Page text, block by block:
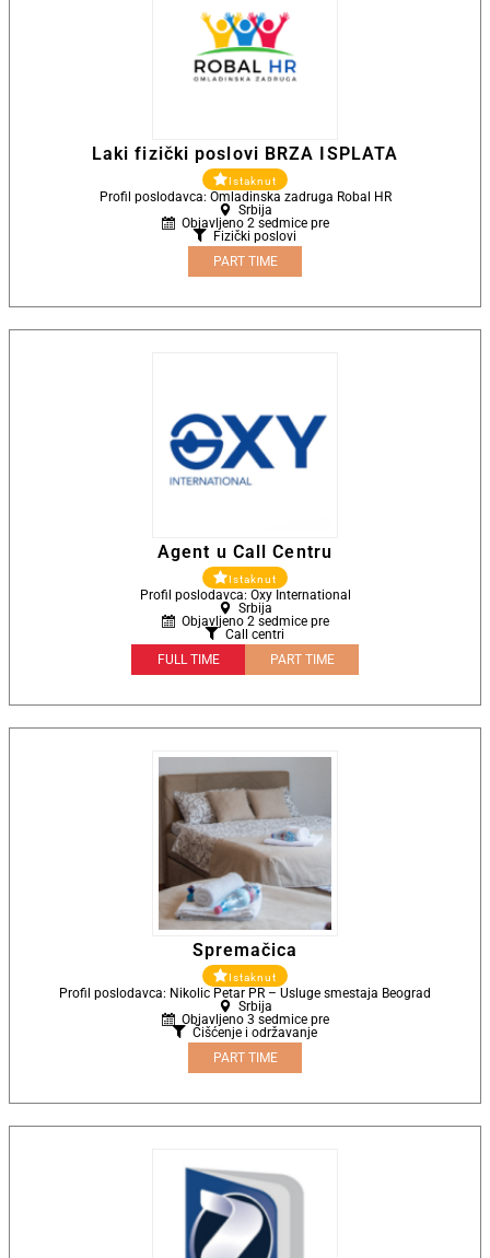
Laki fizički poslovi BRZA ISPLATA
Istaknut
Profil poslodavca: Omladinska zadruga Robal HR
Srbija
Objavljeno 2 sedmice pre
Fizički poslovi
PART TIME
Agent u Call Centru
Istaknut
Profil poslodavca: Oxy International
Srbija
Objavljeno 2 sedmice pre
Call centri
FULL TIME
PART TIME
Spremačica
Istaknut
Profil poslodavca: Nikolic Petar PR – Usluge smestaja Beograd
Srbija
Objavljeno 3 sedmice pre
Čišćenje i održavanje
PART TIME